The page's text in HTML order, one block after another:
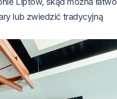
lub zwiedzić tradycyjną